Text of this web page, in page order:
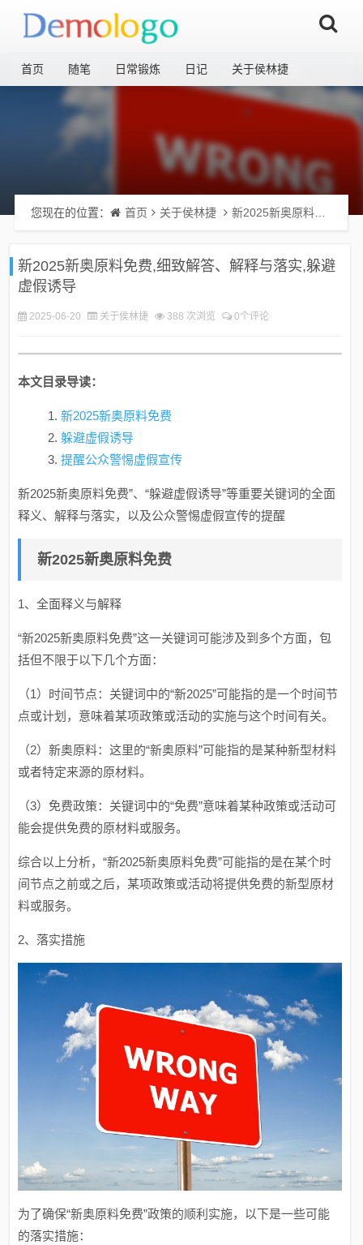
首页 随笔 日常锻炼 日记 关于侯林捷
您现在的位置： 首页 关于侯林捷 新2025新奥原料免费,细致解答、解释与落实,躲避虚假诱导
新2025新奥原料免费,细致解答、解释与落实,躲避
虚假诱导
2025-06-20 关于侯林捷 388 次浏览 0个评论
本文目录导读：
新2025新奥原料免费
躲避虚假诱导
提醒公众警惕虚假宣传
新2025新奥原料免费”、“躲避虚假诱导”等重要关键词的全面
释义、解释与落实，以及公众警惕虚假宣传的提醒
新2025新奥原料免费
1、全面释义与解释
“新2025新奥原料免费”这一关键词可能涉及到多个方面，包
括但不限于以下几个方面：
（1）时间节点：关键词中的“新2025”可能指的是一个时间节
点或计划，意味着某项政策或活动的实施与这个时间有关。
（2）新奥原料：这里的“新奥原料”可能指的是某种新型材料
或者特定来源的原材料。
（3）免费政策：关键词中的“免费”意味着某种政策或活动可
能会提供免费的原材料或服务。
综合以上分析，“新2025新奥原料免费”可能指的是在某个时
间节点之前或之后，某项政策或活动将提供免费的新型原材
料或服务。
2、落实措施
为了确保“新奥原料免费”政策的顺利实施，以下是一些可能
的落实措施：